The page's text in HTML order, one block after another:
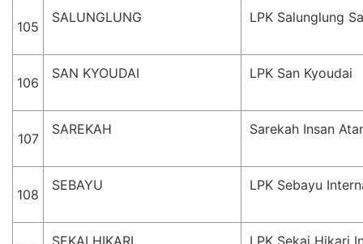
105
SALUNGLUNG LPK Salunglung
106
SAN KYOUDAI LPK San Kyoudai
107
SAREKAH Sarekah Insan
108
SEBAYU LPK Sebayu